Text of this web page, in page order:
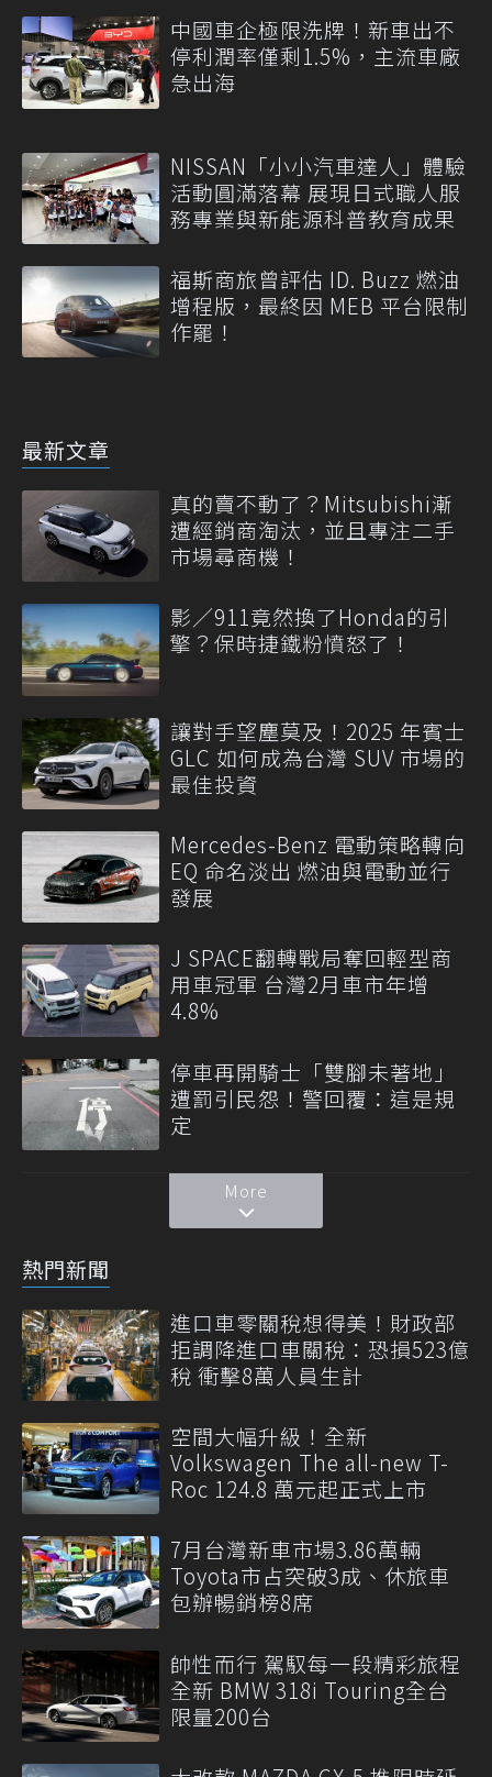
中國車企極限洗牌！新車出不
停利潤率僅剩1.5%，主流車廠
急出海
NISSAN「小小汽車達人」體驗
活動圓滿落幕 展現日式職人服
務專業與新能源科普教育成果
福斯商旅曾評估 ID. Buzz 燃油
增程版，最終因 MEB 平台限制
作罷！
最新文章
真的賣不動了？Mitsubishi漸
遭經銷商淘汰，並且專注二手
市場尋商機！
影／911竟然換了Honda的引
擎？保時捷鐵粉憤怒了！
讓對手望塵莫及！2025 年賓士
GLC 如何成為台灣 SUV 市場的
最佳投資
Mercedes-Benz 電動策略轉向
EQ 命名淡出 燃油與電動並行
發展
J SPACE翻轉戰局奪回輕型商
用車冠軍 台灣2月車市年增
4.8%
停車再開騎士「雙腳未著地」
遭罰引民怨！警回覆：這是規
定
More
熱門新聞
進口車零關稅想得美！財政部
拒調降進口車關稅：恐損523億
稅 衝擊8萬人員生計
空間大幅升級！全新
Volkswagen The all-new T-
Roc 124.8 萬元起正式上市
7月台灣新車市場3.86萬輛
Toyota市占突破3成、休旅車
包辦暢銷榜8席
帥性而行 駕馭每一段精彩旅程
全新 BMW 318i Touring全台
限量200台